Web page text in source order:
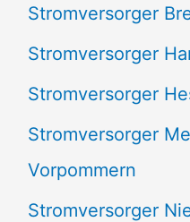
Stromversorger
Stromversorger
Stromversorger
Stromversorger
Vorpommern
Stromversorger